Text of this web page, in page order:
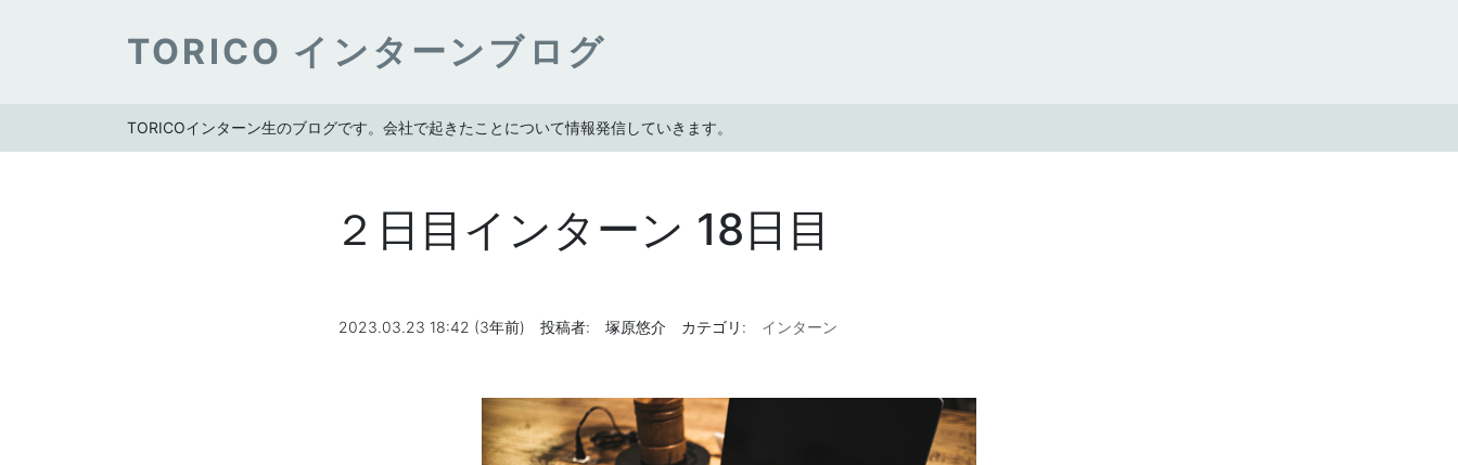
TORICO インターンブログ
TORICOインターン生のブログです。会社で起きたことについて情報発信していきます。
２日目インターン 18日目
2023.03.23 18:42 (3年前) 投稿者: 塚原悠介 カテゴリ: インターン